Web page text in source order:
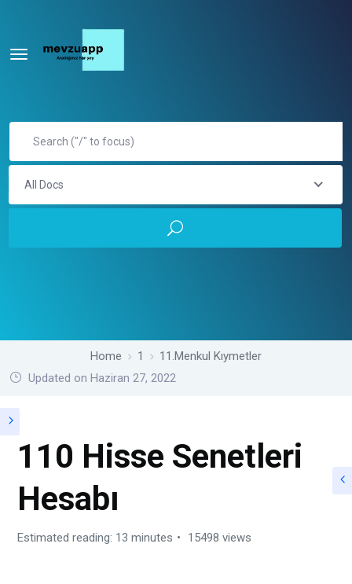
All Docs
Home 1
11.Menkul Kıymetler
Updated on Haziran 27, 2022
110 Hisse Senetleri
Hesabı
Estimated reading: 13 minutes 15498 views